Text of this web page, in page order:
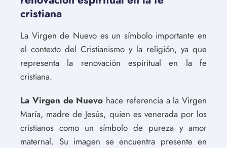
cristiana
La Virgen de Nuevo es un símbolo importante en
el contexto del Cristianismo y la religión, ya que
representa la renovación espiritual en la fe
cristiana.
La Virgen de Nuevo hace referencia a la Virgen
María, madre de Jesús, quien es venerada por los
cristianos como un símbolo de pureza y amor
maternal. Su imagen se encuentra presente en